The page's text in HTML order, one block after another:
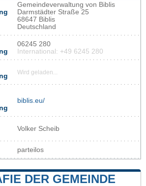
Gemeindeverwaltung von Biblis
Darmstädter Straße 25
68647 Biblis
Deutschland
06245 280
International: +49 6245 280
Wird geladen...
biblis.eu/
Volker Scheib
parteilos
DER GEMEINDE